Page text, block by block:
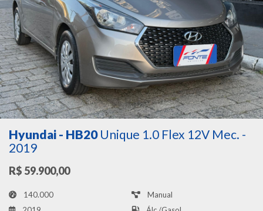
Hyundai - HB20 Unique 1.0 Flex 12V Mec. -
2019
R$ 59.900,00
140.000
Manual